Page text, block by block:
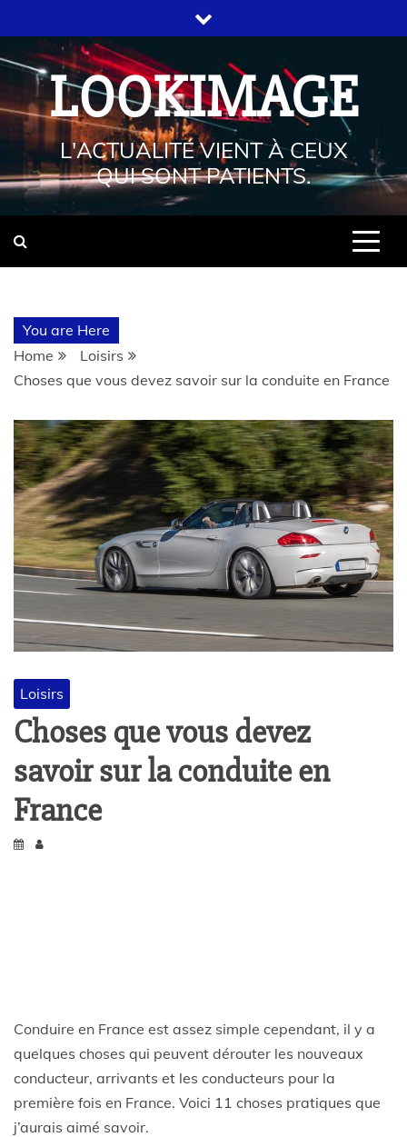
LOOKIMAGE
L'ACTUALITÉ VIENT À CEUX
QUI SONT PATIENTS.
You are Here
Home
Loisirs
Choses que vous devez savoir sur la conduite en France
Loisirs
Choses que vous devez
savoir sur la conduite en
France
Conduire en France est assez simple cependant, il y a
quelques choses qui peuvent dérouter les nouveaux
conducteur, arrivants et les conducteurs pour la
première fois en France. Voici 11 choses pratiques que
j’aurais aimé savoir.